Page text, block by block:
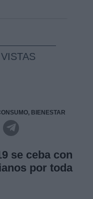
BIENESTAR
se ceba con
por toda